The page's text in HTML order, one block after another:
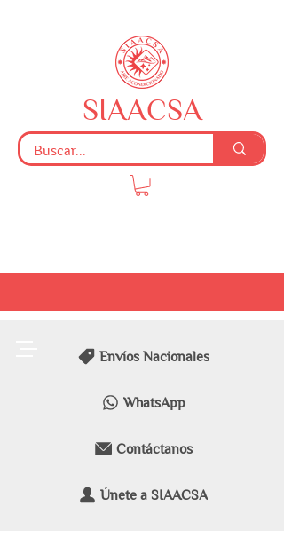
Envíos Nacionales
WhatsApp
Contáctanos
Únete a SIAACSA
SIAACSA